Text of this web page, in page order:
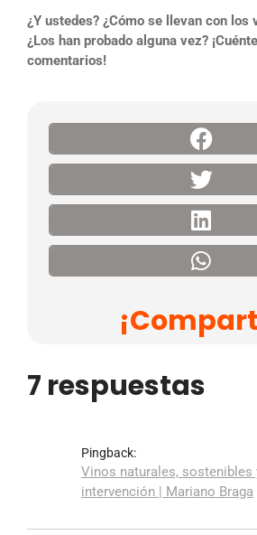
¿Y ustedes? ¿Cómo se llevan con los
¿Los han probado alguna vez?
comentarios!
7 respuestas
Pingback:
Vinos naturales, sostenibles
intervención | Mariano Braga